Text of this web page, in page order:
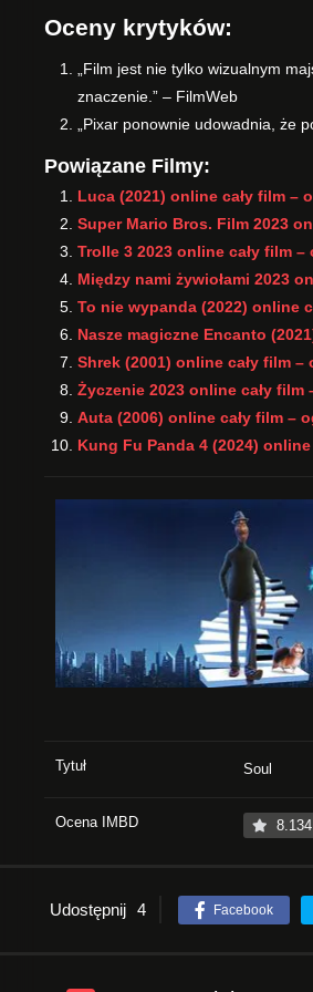
Oceny krytyków:
„Film jest nie tylko wizualnym
znaczenie.” – FilmWeb
„Pixar ponownie udowadnia, że
Powiązane Filmy:
Luca (2021) online cały film –
Super Mario Bros. Film 2023
Trolle 3 2023 online cały film –
Między nami żywiołami 2023
To nie wypanda (2022) online
Nasze magiczne Encanto
Shrek (2001) online cały film –
Życzenie 2023 online cały film
Auta (2006) online cały film –
Kung Fu Panda 4 (2024)
Tytuł Soul
Ocena IMBD 8.134
Udostępnij 4 Facebook